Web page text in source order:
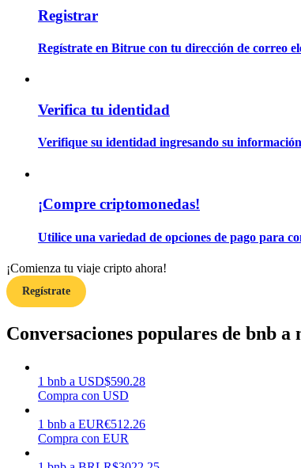
Información
Análisis de big data que incluye información
Guía
Registrar
Regístrate en Bitrue con tu dirección de correo
Verifica tu identidad
Verifique su identidad ingresando su
¡Compre criptomonedas!
Utilice una variedad de opciones de pago para
¡Comienza tu viaje cripto ahora!
Regístrate
Conversaciones populares de bnb a
1 bnb a USD$590.28
Compra con USD
1 bnb a EUR€512.26
Compra con EUR